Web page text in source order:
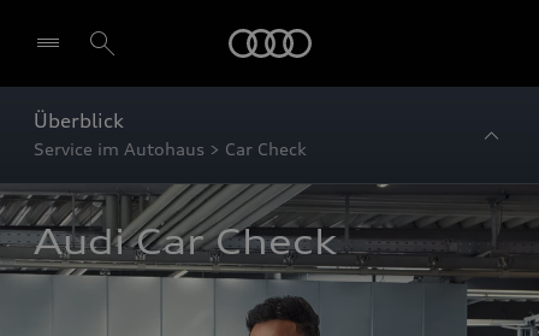
Überblick
Service im Autohaus > Car Check
Audi Car Check